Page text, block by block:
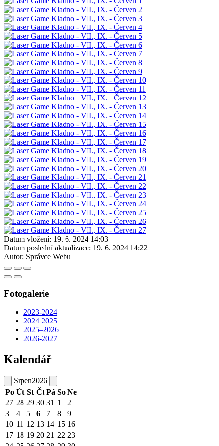
Datum vložení: 19. 6. 2024 14:03
Datum poslední aktualizace: 19. 6. 2024 14:22
Autor: Správce Webu
Fotogalerie
2023-2024
2024-2025
2025–2026
2026-2027
Kalendář
Srpen2026
Po Út St Čt Pá So Ne
27 28 29 30 31 1
2
3
4 5 6 7 8
9
10 11 12 13 14 15 16
17 18 19 20 21 22 23